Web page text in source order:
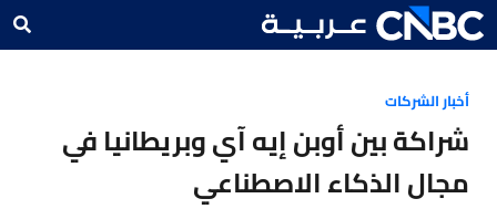
أخبار الشركات
شراكة بين أوبن إيه آي وبريطانيا في
مجال الذكاء الاصطناعي